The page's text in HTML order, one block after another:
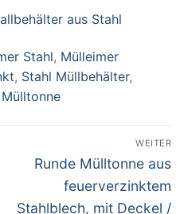
aus Stahl
Stahl, Mülleimer
, Stahl Müllbehälter,
WEITER
Nächster
Beitrag:
Runde Mülltonne aus
feuerverzinktem
Stahlblech, mit Deckel /